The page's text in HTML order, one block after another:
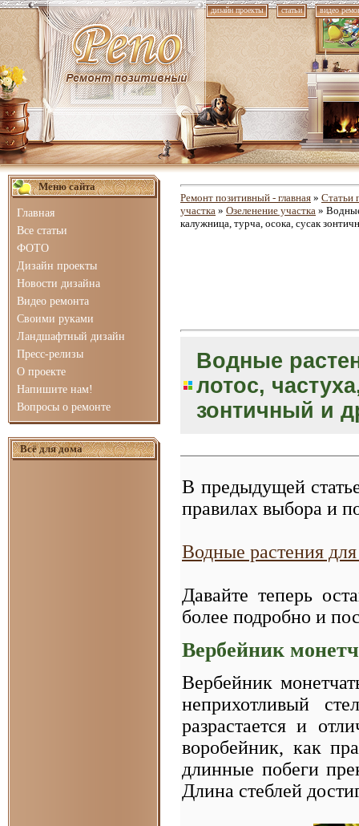
дизайн проекты статьи видео
Меню сайта
Главная
Все статьи
ФОТО
Дизайн проекты
Новости дизайна
Видео ремонта
Своими руками
Ландшафтный дизайн
Пресс-релизы
О проекте
Напишите нам!
Вопросы о ремонте
Всё для дома
Ремонт позитивный - главная » Статьи
участка » Озеленение участка »
калужница, турча, осока, сусак
Водные
лотос,
зонтичный и
В предыдущей
правилах выбора и
Водные растения
Давайте теперь
более подробно и
Вербейник
Вербейник
неприхотливый
разрастается и
воробейник, как
длинные побеги
Длина стеблей